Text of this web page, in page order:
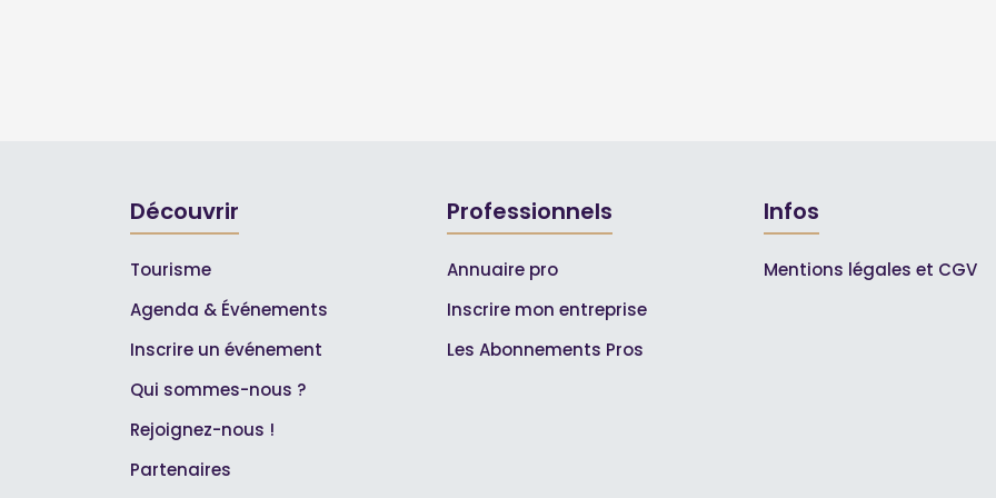
Découvrir
Tourisme
Agenda & Événements
Inscrire un événement
Qui sommes-nous ?
Rejoignez-nous !
Partenaires
Professionnels
Annuaire pro
Inscrire mon entreprise
Les Abonnements Pros
Infos
Mentions légales et CGV